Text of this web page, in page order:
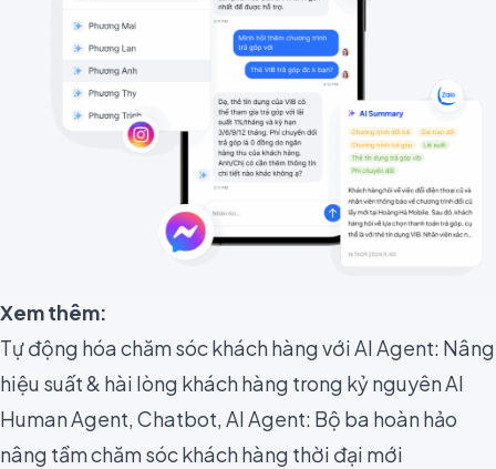
Xem thêm:
Tự động hóa chăm sóc khách hàng với AI Agent: Nâng
hiệu suất & hài lòng khách hàng trong kỷ nguyên AI
Human Agent, Chatbot, AI Agent: Bộ ba hoàn hảo
nâng tầm chăm sóc khách hàng thời đại mới